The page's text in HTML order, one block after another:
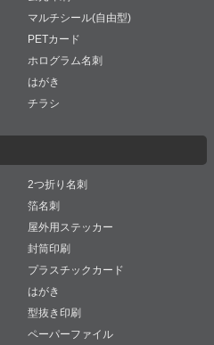
マルチシール(自由型)
PETカード
ホログラム名刺
はがき
チラシ
2つ折り名刺
箔名刺
屋外用ステッカー
封筒印刷
プラスチックカード
はがき
型抜き印刷
ペーパーファイル